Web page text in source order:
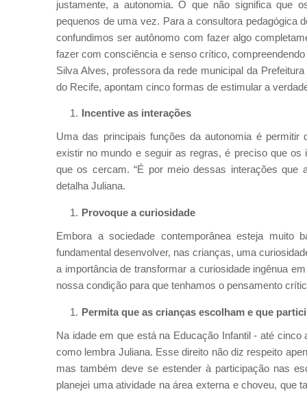
justamente, a autonomia. O que não significa que
pequenos de uma vez. Para a consultora pedagógica
confundimos ser autônomo com fazer algo
fazer com consciência e senso crítico,
Silva Alves, professora da rede municipal da
do Recife, apontam cinco formas de estimular a
Incentive as interações
Uma das principais funções da autonomia é
existir no mundo e seguir as regras, é preciso que
que os cercam. “É por meio dessas interações que
detalha Juliana.
Provoque a curiosidade
Embora a sociedade contemporânea esteja
fundamental desenvolver, nas crianças, uma
a importância de transformar a curiosidade ingênua
nossa condição para que tenhamos o pensamento
Permita que as crianças escolham e que
Na idade em que está na Educação Infantil - até
como lembra Juliana. Esse direito não diz respeito
mas também deve se estender à participação nas
planejei uma atividade na área externa e choveu, que